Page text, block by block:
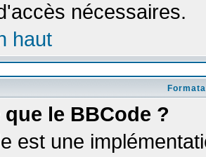
nécessaires.
haut
le BBCode ?
est une